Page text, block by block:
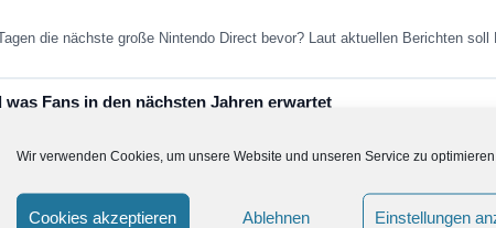
Wir verwenden Cookies, um unsere Website und unseren Service zu optimieren.
Cookies akzeptieren Ablehnen Einstellungen
die nächste große Nintendo Direct bevor? Laut aktuellen Berichten
Fans in den nächsten Jahren erwartet
nach ein paar Jahren aus dem kollektiven Gedächtnis. Super Mario